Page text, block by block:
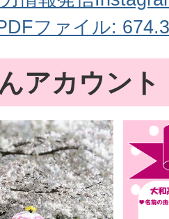
ファイル:
アカウント